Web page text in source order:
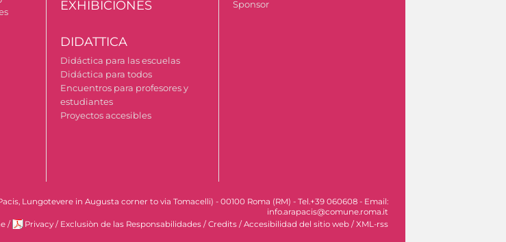
EXHIBICIONES
DIDATTICA
Didáctica para las escuelas
Didáctica para todos
Encuentros para profesores y
estudiantes
Proyectos accesibles
Sponsor
Lungotevere in Augusta corner to via Tomacelli) - 00100 Roma (RM) - Tel.+39 060608 - Email:
info.arapacis@comune.roma.it
/ Privacy / Exclusiòn de las Responsabilidades /Credits /Accesibilidad del sitio web /XML-rss